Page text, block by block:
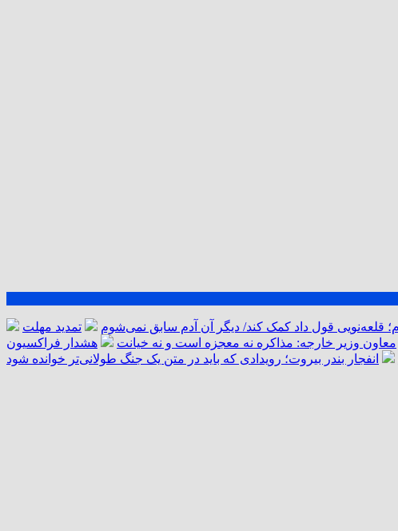
تمدید مهلت
معاون وزیر خارجه: مذاکره نه معجزه است و نه خیانت
هشدار فراکسیون
انفجار بندر بیروت؛ رویدادی که باید در متن یک جنگ طولانی‌تر خوانده شود